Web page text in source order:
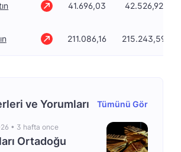
41.696,03 42.526,92
211.086,16 215.243,59
ve Yorumları Tümünü Gör
• 3 hafta once
Ortadoğu